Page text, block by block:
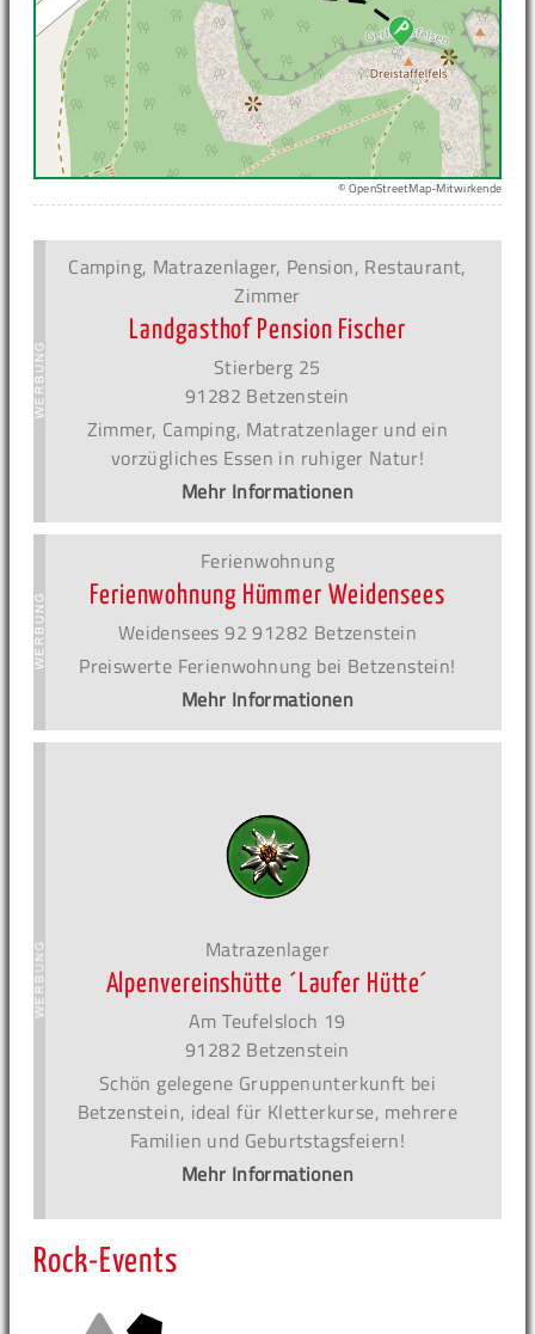
© OpenStreetMap-Mitwirkende
Camping, Matrazenlager, Pension, Restaurant,
Zimmer
Landgasthof Pension Fischer
Stierberg 25
91282 Betzenstein
Zimmer, Camping, Matratzenlager und ein
vorzügliches Essen in ruhiger Natur!
Mehr Informationen
Ferienwohnung
Ferienwohnung Hümmer Weidensees
Weidensees 92 91282 Betzenstein
Preiswerte Ferienwohnung bei Betzenstein!
Mehr Informationen
Matrazenlager
Alpenvereinshütte ´Laufer Hütte´
Am Teufelsloch 19
91282 Betzenstein
Schön gelegene Gruppenunterkunft bei
Betzenstein, ideal für Kletterkurse, mehrere
Familien und Geburtstagsfeiern!
Mehr Informationen
Rock-Events